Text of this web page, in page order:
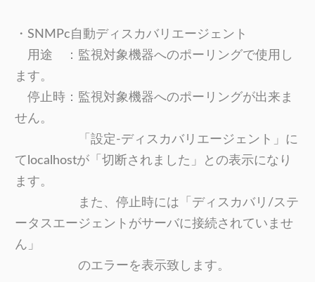
・SNMPc自動ディスカバリエージェント
用途 ：監視対象機器へのポーリングで使用し
ます。
停止時：監視対象機器へのポーリングが出来ま
せん。
「設定-ディスカバリエージェント」に
てlocalhostが「切断されました」との表示になり
ます。
また、停止時には「ディスカバリ/ステ
ータスエージェントがサーバに接続されていませ
ん」
のエラーを表示致します。